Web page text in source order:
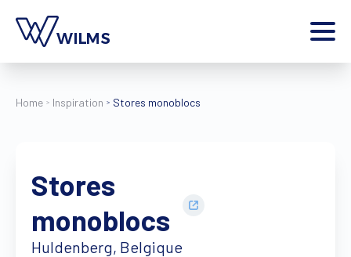
Outils
Contact
Plus
Home Inspiration Stores monoblocs
Stores
monoblocs
Huldenberg, Belgique